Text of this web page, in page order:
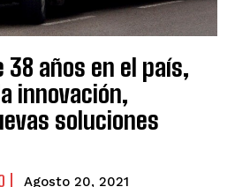
años en el país,
innovación,
soluciones
Agosto 20, 2021